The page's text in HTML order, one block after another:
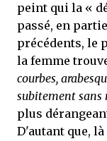
peint qui la «
passé, en
précédents, le
la femme
courbes,
subitement sans
plus
D'autant que,